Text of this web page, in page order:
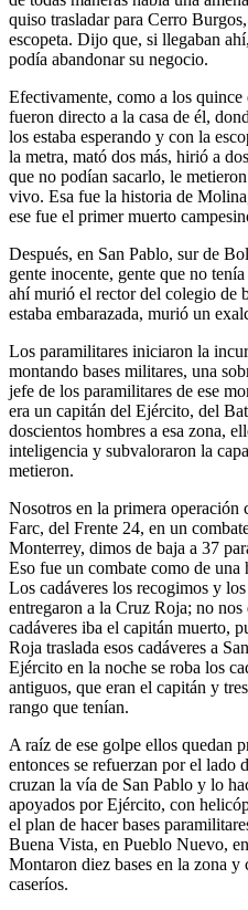
quiso trasladar para Cerro
escopeta. Dijo que, si llegaban
podía abandonar su negocio.
Efectivamente, como a los
fueron directo a la casa de él,
los estaba esperando y con la
la metra, mató dos más, hirió a
que no podían sacarlo, le
vivo. Esa fue la historia de
ese fue el primer muerto
Después, en San Pablo, sur de
gente inocente, gente que no
ahí murió el rector del colegio de
estaba embarazada, murió un
Los paramilitares iniciaron la
montando bases militares, una
jefe de los paramilitares de ese
era un capitán del Ejército, del
doscientos hombres a esa zona,
inteligencia y subvaloraron la
metieron.
Nosotros en la primera operación
Farc, del Frente 24, en un
Monterrey, dimos de baja a 37
Eso fue un combate como de una
Los cadáveres los recogimos y
entregaron a la Cruz Roja; no nos
cadáveres iba el capitán muerto,
Roja traslada esos cadáveres a
Ejército en la noche se roba los
antiguos, que eran el capitán y
rango que tenían.
A raíz de ese golpe ellos quedan
entonces se refuerzan por el lado
cruzan la vía de San Pablo y lo
apoyados por Ejército, con
el plan de hacer bases
Buena Vista, en Pueblo Nuevo,
Montaron diez bases en la zona y
caseríos.